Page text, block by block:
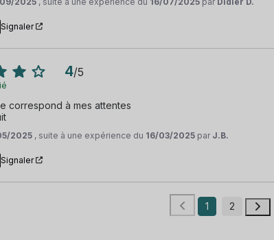
Signaler
4/5
correspond à mes attentes
2025 , suite à une expérience du 16/03/2025 par J.B.
Signaler
1 2